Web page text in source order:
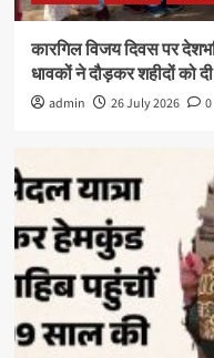
कारगिल विजय दिवस पर
धावकों ने दौड़कर शहीदों को
admin 26 July 2026 0